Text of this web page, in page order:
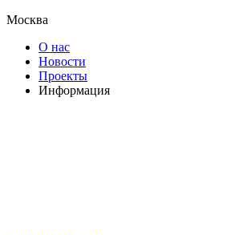
Москва
О нас
Новости
Проекты
Информация